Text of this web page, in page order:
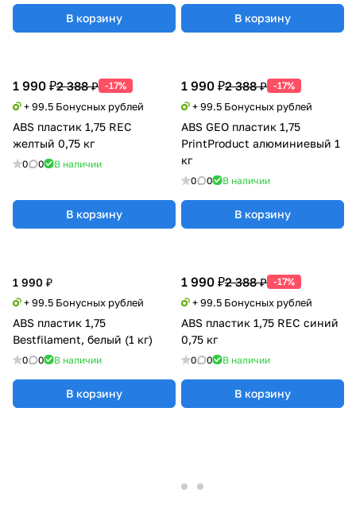
В корзину В корзину
1 990 ₽2 388 ₽ -17%
+ 99.5 Бонусных рублей
ABS GEO пластик 1,75
PrintProduct алюминиевый 1
кг
0 0 В наличии
В корзину
1 990 ₽
+ 99.5 Бонусных рублей
ABS пластик 1,75
Bestfilament, белый (1 кг)
0 0 В наличии
В корзину
1 990 ₽2 388 ₽ -17%
+ 99.5 Бонусных рублей
ABS пластик 1,75 REC синий
0,75 кг
0 0 В наличии
В корзину
1 990 ₽2 388 ₽ -17%
+ 99.5 Бонусных рублей
ABS пластик 1,75 REC
желтый 0,75 кг
0 0 В наличии
В корзину